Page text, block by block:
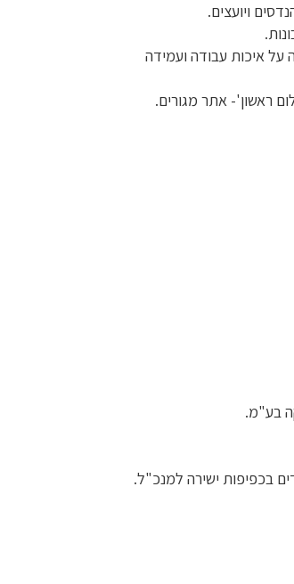
ויועצים.
איכות עבודה ועמידה
ראשון'- אתר מגורים.